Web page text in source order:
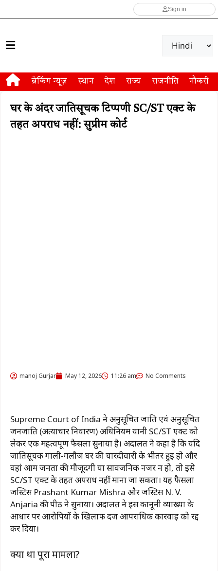
Sign in
ब्रेकिंग न्यूज़ स्थान देश राज्य राजनीति नौकरी
घर के अंदर जातिसूचक टिप्पणी SC/ST एक्ट के
तहत अपराध नहीं: सुप्रीम कोर्ट
manoj Gurjar May 12, 2026 11:26 am No Comments
Supreme Court of India ने अनुसूचित जाति एवं अनुसूचित
जनजाति (अत्याचार निवारण) अधिनियम यानी SC/ST एक्ट को
लेकर एक महत्वपूर्ण फैसला सुनाया है। अदालत ने कहा है कि यदि
जातिसूचक गाली-गलौज घर की चारदीवारी के भीतर हुई हो और
वहां आम जनता की मौजूदगी या सार्वजनिक नजर न हो, तो इसे
SC/ST एक्ट के तहत अपराध नहीं माना जा सकता। यह फैसला
जस्टिस Prashant Kumar Mishra और जस्टिस N. V.
Anjaria की पीठ ने सुनाया। अदालत ने इस कानूनी व्याख्या के
आधार पर आरोपियों के खिलाफ दर्ज आपराधिक कार्रवाई को रद्द
कर दिया।
क्या था पूरा मामला?